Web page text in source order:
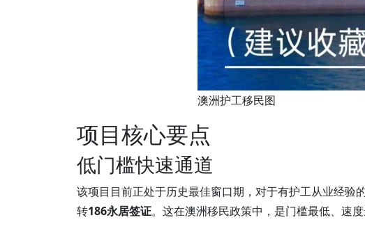
澳洲护工移民图
项目核心要点
低门槛快速通道
该项目目前正处于历史最佳窗口期，对于有护工从业经验
转186永居签证。这在澳洲移民政策中，是门槛最低、速